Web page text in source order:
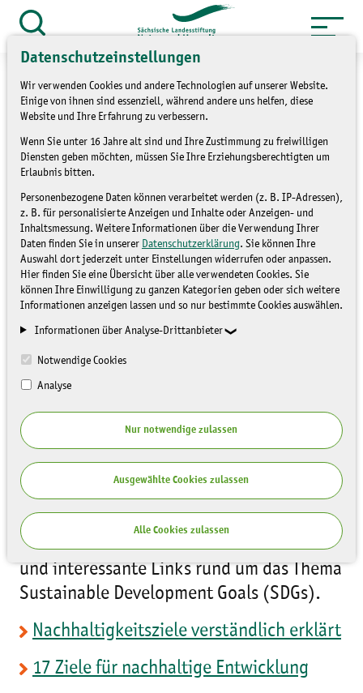
Datenschutzeinstellungen
Wir verwenden Cookies und andere Technologien auf unserer Website.
Einige von ihnen sind essenziell, während andere uns helfen, diese
Website und Ihre Erfahrung zu verbessern.
Wenn Sie unter 16 Jahre alt sind und Ihre Zustimmung zu freiwilligen
Diensten geben möchten, müssen Sie Ihre Erziehungsberechtigten um
Erlaubnis bitten.
Personenbezogene Daten können verarbeitet werden (z. B. IP-Adressen),
z. B. für personalisierte Anzeigen und Inhalte oder Anzeigen- und
Inhaltsmessung. Weitere Informationen über die Verwendung Ihrer
Daten finden Sie in unserer Datenschutzerklärung. Sie können Ihre
Auswahl dort jederzeit unter Einstellungen widerrufen oder anpassen.
Hier finden Sie eine Übersicht über alle verwendeten Cookies. Sie
können Ihre Einwilligung zu ganzen Kategorien geben oder sich weitere
Informationen anzeigen lassen und so nur bestimmte Cookies auswählen.
Informationen über Analyse-Drittanbieter
Notwendige Cookies
Analyse
Nur notwendige zulassen
Ausgewählte Cookies zulassen
Alle Cookies zulassen
Zum
Inhalt
springen
öffnen
Themen » Bildung für nachhaltige
Entwicklung
und den SDGs
Sustainable Development
Goals (SDGs)
Im Folgenden finden Sie Informationen
und interessante Links rund um das Thema
Sustainable Development Goals (SDGs).
Nachhaltigkeitsziele verständlich erklärt
17 Ziele für nachhaltige Entwicklung